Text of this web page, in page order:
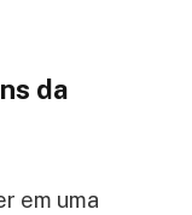
da
em uma